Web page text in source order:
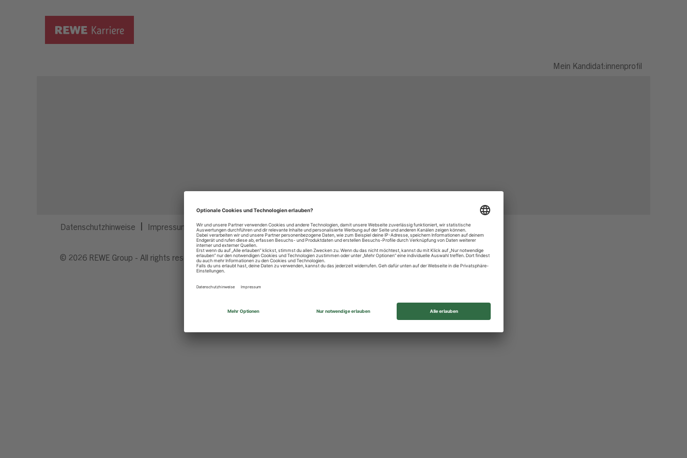
Mein Kandidat:innenprofil
Datenschutzhinweise Impressum Privatsphäre-Einstellungen
© 2026 REWE Group - All rights reserved